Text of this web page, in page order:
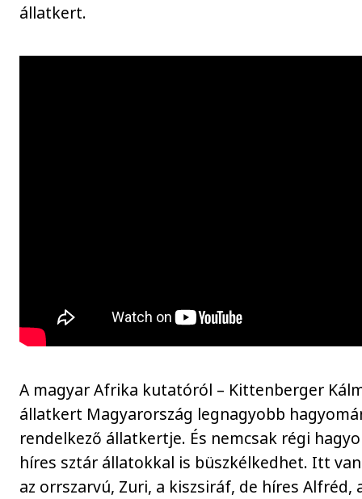
állatkert.
A magyar Afrika kutatóról – Kittenberger
állatkert Magyarország legnagyobb
rendelkező állatkertje. És nemcsak régi
híres sztár állatokkal is büszkélkedhet. Itt
az orrszarvú, Zuri, a kiszsiráf, de híres Alfréd,